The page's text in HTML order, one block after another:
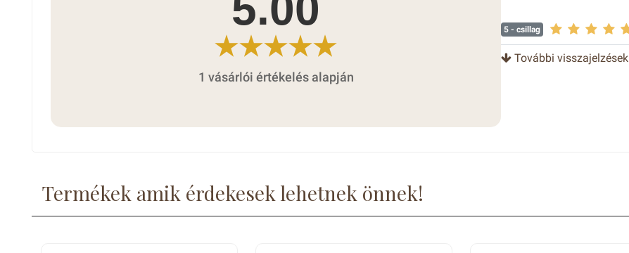
1 vásárlói értékelés alapján
5 - csillag
További visszajelzések
Termékek amik érdekesek lehetnek önnek!